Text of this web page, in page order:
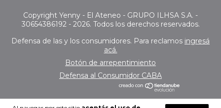
Copyright Yenny - El Ateneo - GRUPO ILHSA S.A. -
30654386192 - 2026. Todos los derechos reservados.
Defensa de las y los consumidores. Para reclamos ingresá
acá.
Botón de arrepentimiento
Defensa al Consumidor CABA